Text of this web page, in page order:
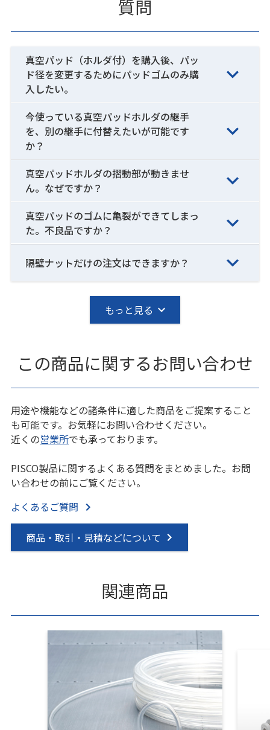
質問
真空パッド（ホルダ付）を購入後、パッ
ド径を変更するためにパッドゴムのみ購
入したい。
今使っている真空パッドホルダの継手
を、別の継手に付替えたいが可能です
か？
真空パッドホルダの摺動部が動きませ
ん。なぜですか？
真空パッドのゴムに亀裂ができてしまっ
た。不良品ですか？
隔壁ナットだけの注文はできますか？
もっと見る
この商品に関するお問い合わせ
用途や機能などの諸条件に適した商品をご提案すること
も可能です。お気軽にお問い合わせください。
近くの営業所でも承っております。
PISCO製品に関するよくある質問をまとめました。お問
い合わせの前にご覧ください。
よくあるご質問
商品・取引・見積などについて
関連商品